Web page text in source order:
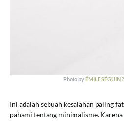
Photo byÉMILE SÉGUIN
Ini adalah sebuah kesalahan paling
pahami tentang minimalisme.